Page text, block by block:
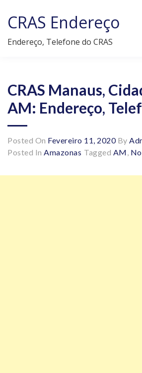
content
CRAS Endereço
Endereço, Telefone do CRAS
CRAS Manaus,
AM: Endereço,
Posted On Fevereiro 11, 2020By
Posted In Amazonas Tagged AM,